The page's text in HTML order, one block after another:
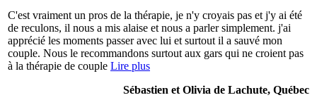
C'est vraiment un pros de la thérapie, je n'y croyais pas et j'y ai été
de reculons, il nous a mis alaise et nous a parler simplement. j'ai
apprécié les moments passer avec lui et surtout il a sauvé mon
couple. Nous le recommandons surtout aux gars qui ne croient pas
à la thérapie de couple Lire plus
Sébastien et Olivia de Lachute, Québec